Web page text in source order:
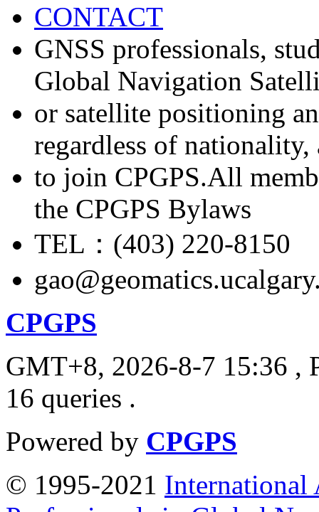
CONTACT
GNSS professionals,
Global Navigation
or satellite positioning
regardless of nationality,
to join CPGPS.All
the CPGPS Bylaws
TEL：(403) 220-8150
CPGPS
GMT+8, 2026-8-7 15:36 ,
16 queries .
Powered by CPGPS
© 1995-2021 International